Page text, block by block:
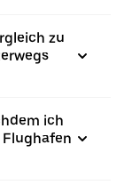
zu
ich
Flughafen